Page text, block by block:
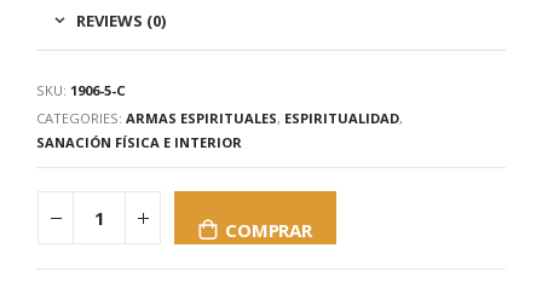
REVIEWS (0)
SKU: 1906-5-C
CATEGORIES: ARMAS ESPIRITUALES, ESPIRITUALIDAD,
SANACIÓN FÍSICA E INTERIOR
COMPRAR